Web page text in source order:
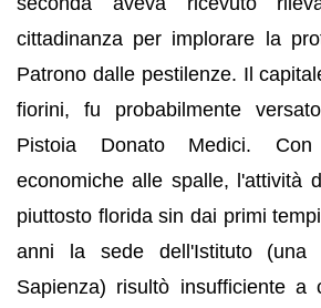
cittadinanza per implorare la
Patrono dalle pestilenze. Il
fiorini, fu probabilmente
Pistoia Donato Medici.
economiche alle spalle, l'attività
piuttosto florida sin dai primi
anni la sede dell'Istituto (una
Sapienza) risultò insufficiente a